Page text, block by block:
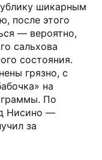
шикарным
после этого
— вероятно,
сальхова
состояния.
грязно, с
на
По
Нисино —
за